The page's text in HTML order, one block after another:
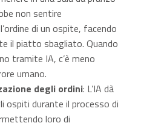
non sentire
di un ospite, facendo
il piatto sbagliato. Quando
tramite IA, c’è meno
umano.
degli ordini: L’IA dà
ospiti durante il processo di
loro di